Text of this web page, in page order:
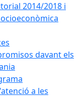
2014/2018 i
davant els
a les